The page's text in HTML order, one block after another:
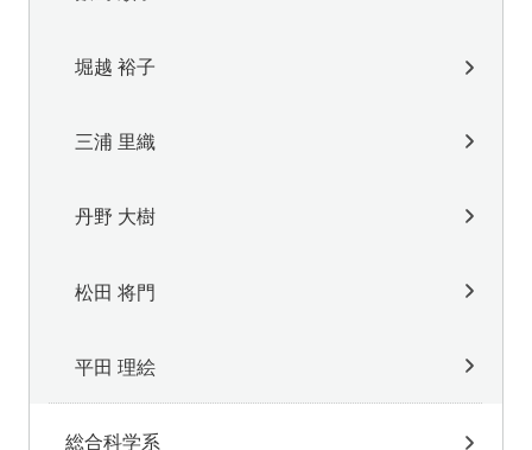
堀越 裕子
三浦 里織
丹野 大樹
松田 将門
平田 理絵
総合科学系